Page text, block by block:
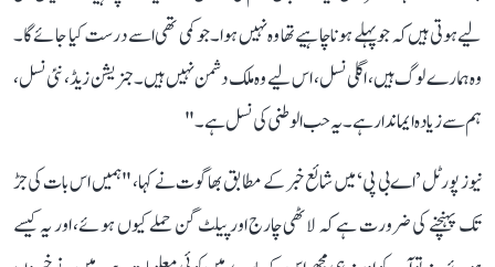
لیے ہوتی ہیں کہ جو پہلے ہونا چاہیے تھا وہ نہیں ہوا۔ جو کمی تھی اسے درست کیا جائے گا۔
وہ ہمارے لوگ ہیں، اگلی نسل، اس لیے وہ ملک دشمن نہیں ہیں۔ جنریشن زیڈ ، نئی نسل،
ہم سے زیادہ ایماندار ہے۔ یہ حب الوطنی کی نسل ہے۔"
نیوز پورٹل ’اے بی پی‘ میں شائع خبر کے مطابق بھاگوت نے کہا، "ہمیں اس بات کی جڑ
تک پہنچنے کی ضرورت ہے کہ لاٹھی چارج اور پیلٹ گن حملے کیوں ہوئے، اور یہ کیسے